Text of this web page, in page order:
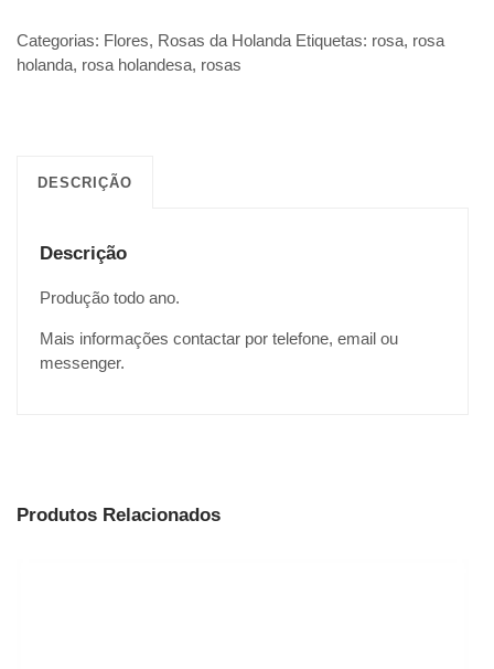
Categorias: Flores, Rosas da Holanda Etiquetas: rosa, rosa
holanda, rosa holandesa, rosas
DESCRIÇÃO
Descrição
Produção todo ano.
Mais informações contactar por telefone, email ou
messenger.
Produtos Relacionados